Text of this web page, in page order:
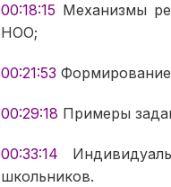
00:18:15 Механизмы
НОО;
00:21:53 Формирование
00:29:18 Примеры
00:33:14
школьников.